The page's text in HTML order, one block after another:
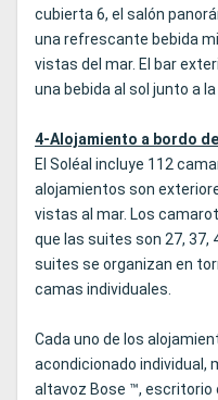
cubierta 6, el salón
una refrescante bebida
vistas del mar. El bar
una bebida al sol junto a
4-Alojamiento a bordo
El Soléal incluye 112
alojamientos son
vistas al mar. Los
que las suites son 27, 37,
suites se organizan en
camas individuales.
Cada uno de los
acondicionado individual,
altavoz Bose ™, escritorio